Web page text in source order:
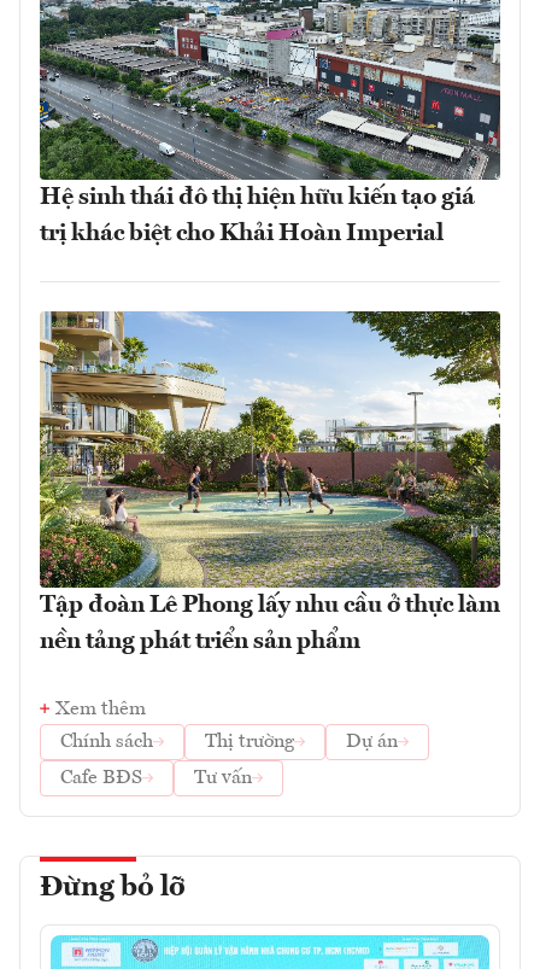
Hệ sinh thái đô thị hiện hữu kiến tạo giá
trị khác biệt cho Khải Hoàn Imperial
Tập đoàn Lê Phong lấy nhu cầu ở thực làm
nền tảng phát triển sản phẩm
Xem thêm
Chính sách
Thị trường
Dự án
Cafe BĐS
Tư vấn
Đừng bỏ lỡ